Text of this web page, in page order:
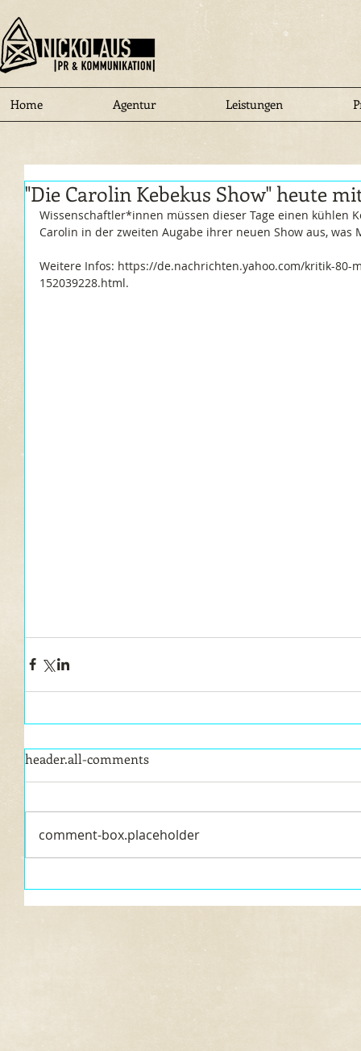
Home Agentur Leistungen
"Die Carolin Kebekus Show" heute
Wissenschaftler*innen müssen dieser Tage einen kühlen
Carolin in der zweiten Augabe ihrer neuen Show aus, was
Weitere Infos: https://de.nachrichten.yahoo.com/kritik-80-
152039228.html.
header.all-comments
comment-box.placeholder